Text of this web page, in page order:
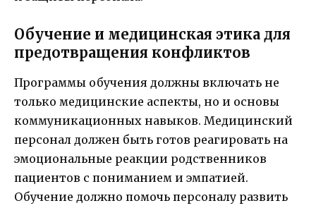
Обучение и медицинская этика для
предотвращения конфликтов
Программы обучения должны включать не
только медицинские аспекты, но и основы
коммуникационных навыков. Медицинский
персонал должен быть готов реагировать на
эмоциональные реакции родственников
пациентов с пониманием и эмпатией.
Обучение должно помочь персоналу развить